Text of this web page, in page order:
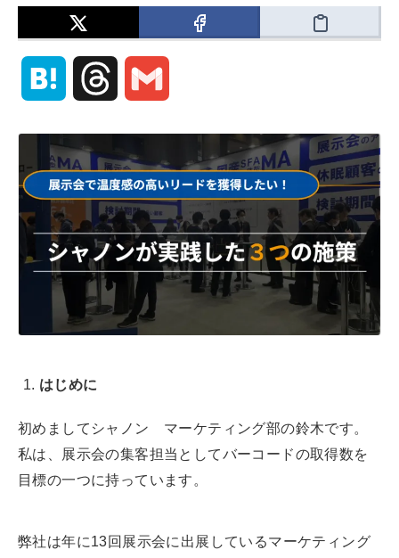
t
n
r
e
a
a
l
はじめに
初めましてシャノン マーケティング部の鈴木です。
私は、展示会の集客担当としてバーコードの取得数を
目標の一つに持っています。
弊社は年に13回展示会に出展しているマーケティング